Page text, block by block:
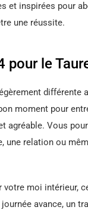
et inspirées pour
une réussite.
pour le
différente
moment pour
agréable. Vous
une relation ou
moi intérieur,
avance, un